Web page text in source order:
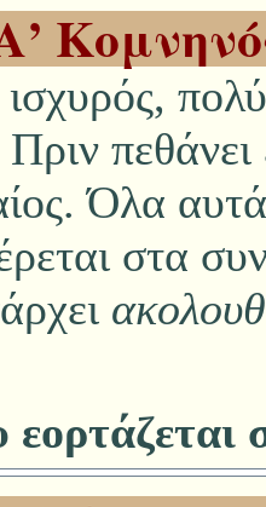
πεθάνει
Όλα αυτά
στα